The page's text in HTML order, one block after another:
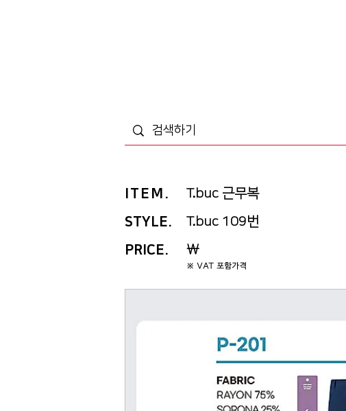
ITEM .
T.buc 근무복
STYLE.
T.buc 109번
PRICE.
※ VAT 포함가격
￦